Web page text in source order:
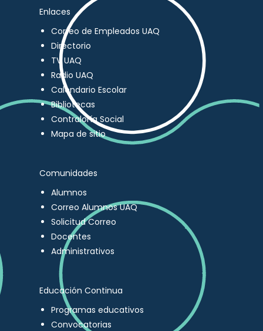
Enlaces
Correo de Empleados UAQ
Directorio
TV UAQ
Radio UAQ
Calendario Escolar
Bibliotecas
Contraloría Social
Mapa de sitio
Comunidades
Alumnos
Correo Alumnos UAQ
Solicitud Correo
Docentes
Administrativos
Educación Continua
Programas educativos
Convocatorias